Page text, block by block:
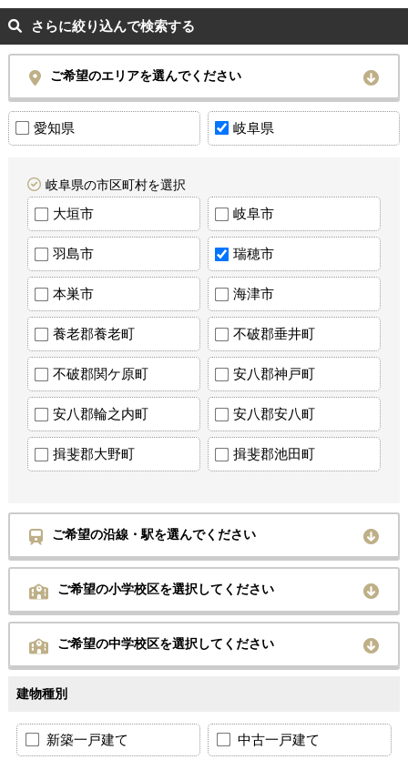
さらに絞り込んで検索する
ご希望のエリアを選んでください
愛知県 岐阜県
岐阜県の市区町村を選択
大垣市 岐阜市
羽島市 瑞穂市
本巣市 海津市
養老郡養老町 不破郡垂井町
不破郡関ケ原町 安八郡神戸町
安八郡輪之内町 安八郡安八町
揖斐郡大野町 揖斐郡池田町
ご希望の沿線・駅を選んでください
ご希望の小学校区を選択してください
ご希望の中学校区を選択してください
建物種別
新築一戸建て 中古一戸建て